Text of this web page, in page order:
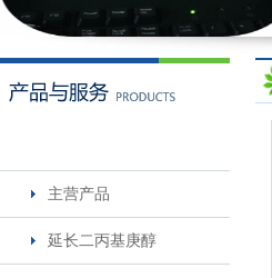
主营产品
延长二丙基庚醇
米诺地尔5%溶液
一仲丁胺